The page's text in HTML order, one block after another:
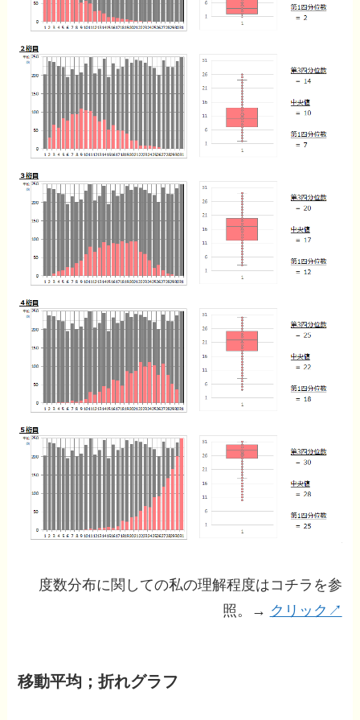
度数分布に関しての私の理解程度はコチラを参
照。→ クリック↗
移動平均；折れグラフ